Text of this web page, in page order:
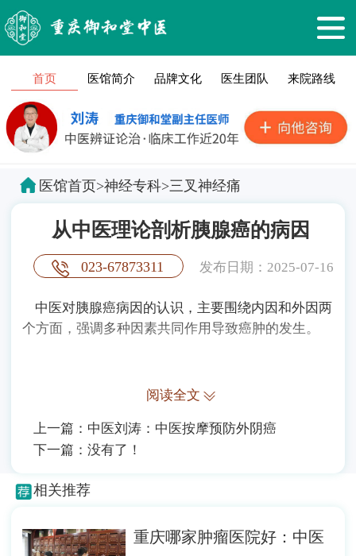
首页 医馆简介 品牌文化 医生团队 来院路线
医馆首页>神经专科>三叉神经痛
从中医理论剖析胰腺癌的病因
023-67873311 发布日期：2025-07-16
中医对胰腺癌病因的认识，主要围绕内因和外因两
个方面，强调多种因素共同作用导致癌肿的发生。
阅读全文
上一篇： 中医刘涛：中医按摩预防外阴癌
下一篇：没有了！
相关推荐
重庆哪家肿瘤医院好：中医